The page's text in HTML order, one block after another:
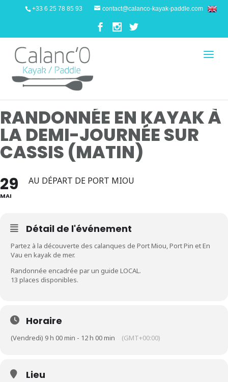
+33 6 25 78 85 93 contact@calanco-kayak-paddle.com
RANDONNÉE EN KAYAK À
LA DEMI-JOURNÉE SUR
CASSIS (MATIN)
29
MAI
AU DÉPART DE PORT MIOU
Détail de l'événement
Partez à la découverte des calanques de Port Miou, Port Pin et En
Vau en kayak de mer.
Randonnée encadrée par un guide LOCAL.
13 places disponibles.
Horaire
(Vendredi) 9 h 00 min - 12 h 00 min (GMT+00:00)
Lieu